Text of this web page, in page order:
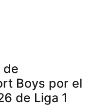
de
Boys por el
de Liga 1